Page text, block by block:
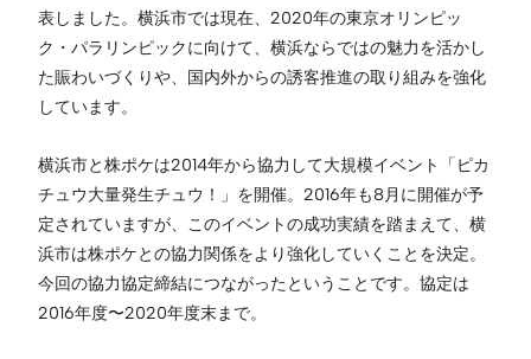
表しました。横浜市では現在、2020年の東京オリンピッ
ク・パラリンピックに向けて、横浜ならではの魅力を活かし
た賑わいづくりや、国内外からの誘客推進の取り組みを強化
しています。
横浜市と株ポケは2014年から協力して大規模イベント「ピカ
チュウ大量発生チュウ！」を開催。2016年も8月に開催が予
定されていますが、このイベントの成功実績を踏まえて、横
浜市は株ポケとの協力関係をより強化していくことを決定。
今回の協力協定締結につながったということです。協定は
2016年度〜2020年度末まで。